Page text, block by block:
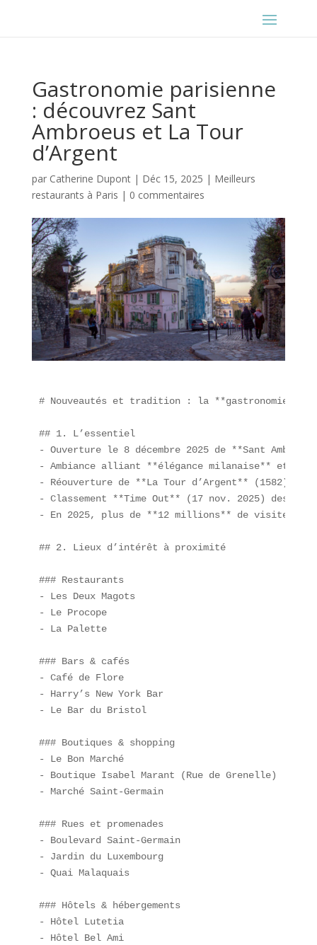
Gastronomie parisienne
: découvrez Sant
Ambroeus et La Tour
d’Argent
par Catherine Dupont| Déc 15, 2025 | Meilleurs
restaurants à Paris | 0 commentaires
# Nouveautés et tradition : la **gastronomie
## 1. L’essentiel
- Ouverture le 8 décembre 2025 de **Sant
- Ambiance alliant **élégance milanaise** et
- Réouverture de **La Tour d’Argent** (1582)
- Classement **Time Out** (17 nov. 2025) des
- En 2025, plus de **12 millions** de visiteurs
## 2. Lieux d’intérêt à proximité
### Restaurants
- Les Deux Magots
- Le Procope
- La Palette
### Bars & cafés
- Café de Flore
- Harry’s New York Bar
- Le Bar du Bristol
### Boutiques & shopping
- Le Bon Marché
- Boutique Isabel Marant (Rue de Grenelle)
- Marché Saint-Germain
### Rues et promenades
- Boulevard Saint-Germain
- Jardin du Luxembourg
- Quai Malaquais
### Hôtels & hébergements
- Hôtel Lutetia
- Hôtel Bel Ami